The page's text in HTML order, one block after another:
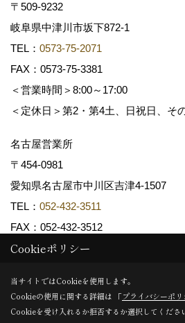
〒509-9232
岐阜県中津川市坂下872‐1
TEL： 0573-75-2071
FAX：0573-75-3381
＜営業時間＞8:00～17:00
＜定休日＞第2・第4土、日祝日、そ
名古屋営業所
〒454-0981
愛知県名古屋市中川区吉津4-1507
TEL： 052-432-3511
FAX：052-432-3512
Copyright (c) 共和木材工業株式会社. All
Produced byゴデスクリエイト
Cookieポリシー
当サイトではCookieを使用します。
Cookieの使用に関する詳細は 「プライバシーポリ
Cookieを受け入れるか拒否するか選択してくださ